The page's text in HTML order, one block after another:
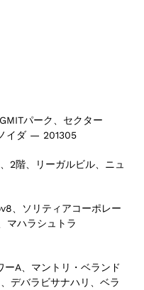
パーク、セクター
イダ — 201305
2階、リーガルビル、ニュ
、ソリティアコーポレー
マハラシュトラ
ーA、マントリ・ベランド
デバラビサナハリ、ベラ